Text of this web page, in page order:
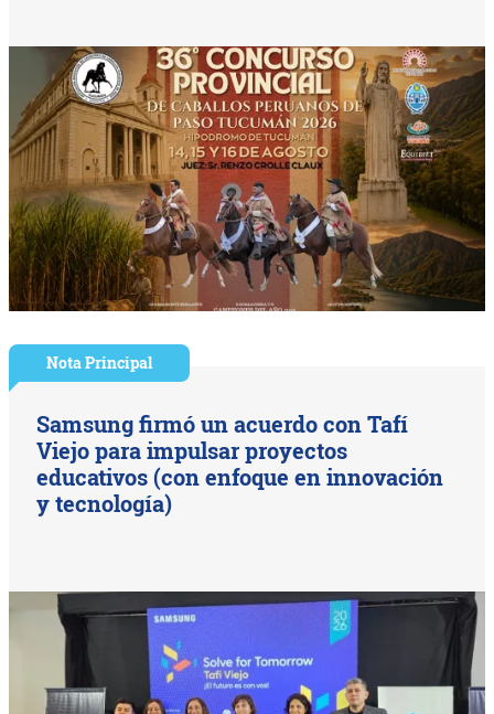
Nota Principal
Samsung firmó un acuerdo con Tafí
Viejo para impulsar proyectos
educativos (con enfoque en innovación
y tecnología)